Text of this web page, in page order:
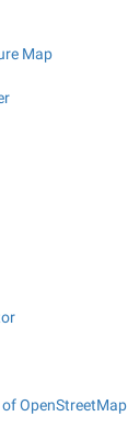
Map
OpenStreetMap